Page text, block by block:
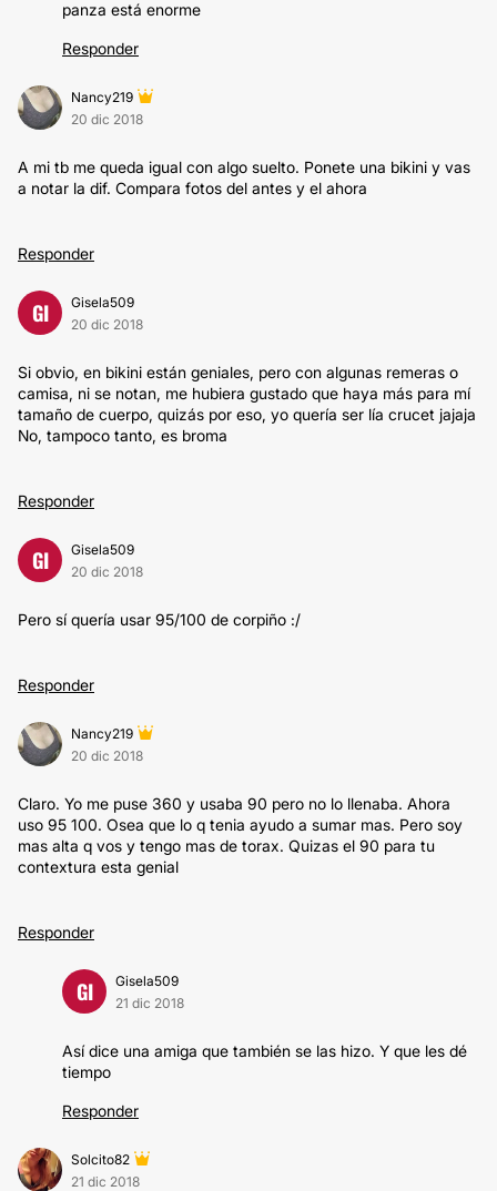
panza está enorme
Responder
Nancy219
20 dic 2018
A mi tb me queda igual con algo suelto. Ponete una bikini y vas
a notar la dif. Compara fotos del antes y el ahora
Responder
GI
Gisela509
20 dic 2018
Si obvio, en bikini están geniales, pero con algunas remeras o
camisa, ni se notan, me hubiera gustado que haya más para mí
tamaño de cuerpo, quizás por eso, yo quería ser lía crucet jajaja
No, tampoco tanto, es broma
Responder
GI
Gisela509
20 dic 2018
Pero sí quería usar 95/100 de corpiño :/
Responder
Nancy219
20 dic 2018
Claro. Yo me puse 360 y usaba 90 pero no lo llenaba. Ahora
uso 95 100. Osea que lo q tenia ayudo a sumar mas. Pero soy
mas alta q vos y tengo mas de torax. Quizas el 90 para tu
contextura esta genial
Responder
GI
Gisela509
21 dic 2018
Así dice una amiga que también se las hizo. Y que les dé
tiempo
Responder
Solcito82
21 dic 2018